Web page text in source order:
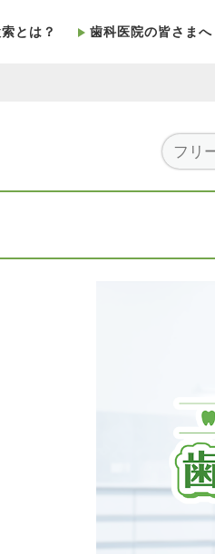
とは？ 歯科医院の皆さまへ